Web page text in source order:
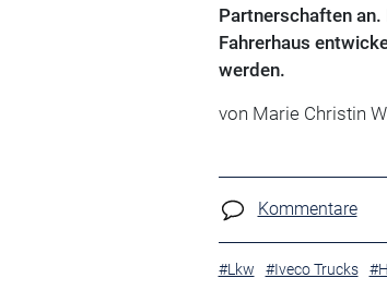
Partnerschaften
Fahrerhaus
werden.
von Marie Christin
Kommentare
#Lkw #Iveco Trucks